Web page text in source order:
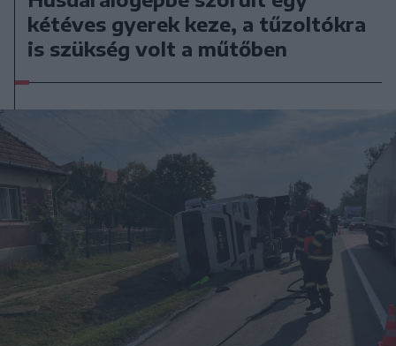
kétéves gyerek keze, a tűzoltókra
is szükség volt a műtőben